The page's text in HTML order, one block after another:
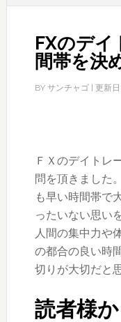
FXのデイ
間帯を決
BY サンチャゴ| 更新日
ＦＸのデイトレ
問を頂きました
も早い時間帯で
ったいない思い
人間の集中力や
の都合の良い時
切りが大切だと
読者様